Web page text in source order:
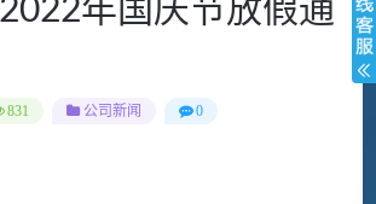
831 公司新闻 0